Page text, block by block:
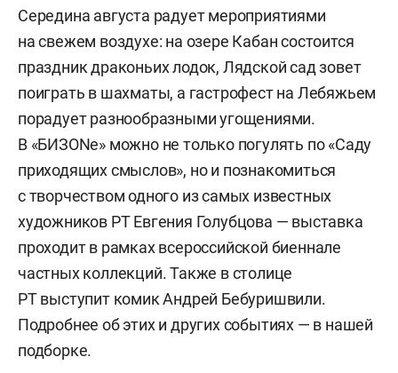
Середина августа радует мероприятиями
на свежем воздухе: на озере Кабан состоится
праздник драконьих лодок, Лядской сад зовет
поиграть в шахматы, а гастрофест на Лебяжьем
порадует разнообразными угощениями.
В «БИЗОNе» можно не только погулять по «Саду
приходящих смыслов», но и познакомиться
с творчеством одного из самых известных
художников РТ Евгения Голубцова — выставка
проходит в рамках всероссийской биеннале
частных коллекций. Также в столице
РТ выступит комик Андрей Бебуришвили.
Подробнее об этих и других событиях — в нашей
подборке.